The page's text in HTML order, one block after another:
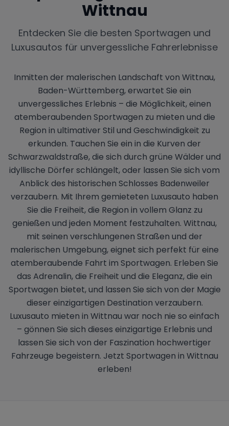
Wittnau
Entdecken Sie die besten Sportwagen und
Luxusautos für unvergessliche Fahrerlebnisse
Inmitten der malerischen Landschaft von Wittnau,
Baden-Württemberg, erwartet Sie ein
unvergessliches Erlebnis – die Möglichkeit, einen
atemberaubenden Sportwagen zu mieten und die
Region in ultimativer Stil und Geschwindigkeit zu
erkunden. Tauchen Sie ein in die Kurven der
Schwarzwaldstraße, die sich durch grüne Wälder und
idyllische Dörfer schlängelt, oder lassen Sie sich vom
Anblick des historischen Schlosses Badenweiler
verzaubern. Mit Ihrem gemieteten Luxusauto haben
Sie die Freiheit, die Region in vollem Glanz zu
genießen und jeden Moment festzuhalten. Wittnau,
mit seinen verschlungenen Straßen und der
malerischen Umgebung, eignet sich perfekt für eine
atemberaubende Fahrt im Sportwagen. Erleben Sie
das Adrenalin, die Freiheit und die Eleganz, die ein
Sportwagen bietet, und lassen Sie sich von der Magie
dieser einzigartigen Destination verzaubern.
Luxusauto mieten in Wittnau war noch nie so einfach
– gönnen Sie sich dieses einzigartige Erlebnis und
lassen Sie sich von der Faszination hochwertiger
Fahrzeuge begeistern. Jetzt Sportwagen in Wittnau
erleben!